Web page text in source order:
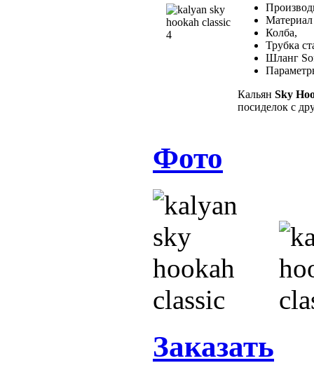
Колба,
Трубка
Шланг
Кальян Sky
посиделок с
Фото
Заказать